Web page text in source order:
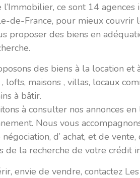
l’Immobilier, ce sont 14
de-France, pour mieux couvrir
proposer des biens en
des biens à la location et
lofts, maisons , villas, locaux
à bâtir.
à consulter nos annonces en
Nous vous
d’ achat, et de vente,
de la recherche de votre crédit
envie de vendre, contactez